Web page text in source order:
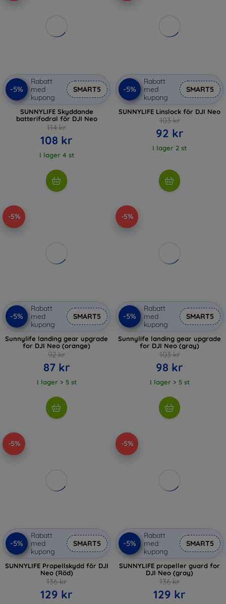
-5%
Rabatt
med
kupong
SMART5
SUNNYLIFE Skyddande
batterifodral för DJI Neo
114 kr
108 kr
I lager 4 st
-5%
Rabatt
med
kupong
SMART5
SUNNYLIFE Linslock för DJI Neo
103 kr
92 kr
I lager 2 st
-5%
-5%
Rabatt
med
kupong
SMART5
Sunnylife landing gear upgrade
for DJI Neo (orange)
92 kr
87 kr
I lager > 5 st
-5%
-5%
Rabatt
med
kupong
SMART5
Sunnylife landing gear upgrade
for DJI Neo (gray)
103 kr
98 kr
I lager > 5 st
-5%
-5%
Rabatt
med
kupong
SMART5
SUNNYLIFE Propellskydd för DJI
Neo (Röd)
136 kr
129 kr
-5%
-5%
Rabatt
med
kupong
SMART5
SUNNYLIFE propeller guard for
DJI Neo (gray)
136 kr
129 kr